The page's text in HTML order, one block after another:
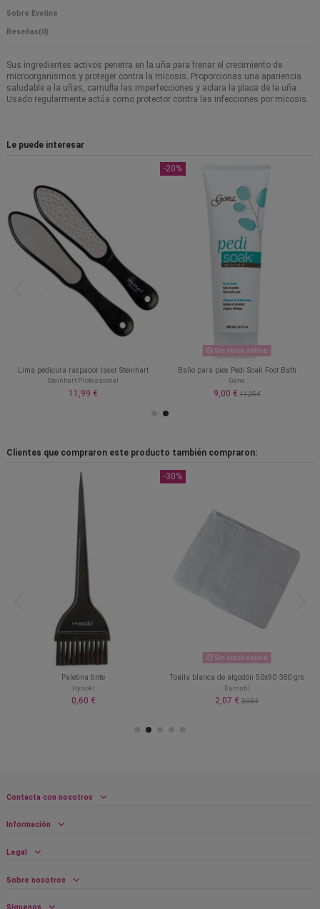
Sobre Eveline
Reseñas(0)
Sus ingredientes activos penetra en la uña para frenar el crecimiento de
microorganismos y proteger contra la micosis. Proporcionas una apariencia
saludable a la uñas, camufla las imperfecciones y aclara la placa de la uña.
Usado regularmente actúa como protector contra las infecciones por micosis.
Le puede interesar
Lima pedicura raspador laser Steinhart
Steinhart Professional
11,99 €
-20%
Sin stock online
Baño para pies Pedi Soak Foot Bath
Gena
9,00 €11,25 €
Clientes que compraron este producto también compraron:
Paletina tinte
Hysoki
0,60 €
-30%
Sin stock online
Toalla blanca de algodón 50x90 380 grs
Eurostil
2,07 € 2,95 €
Contacta con nosotros
Información
Legal
Sobre nosotros